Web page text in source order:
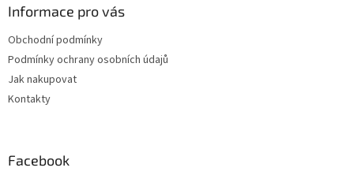
Informace pro vás
Obchodní podmínky
Podmínky ochrany osobních údajů
Jak nakupovat
Kontakty
Facebook